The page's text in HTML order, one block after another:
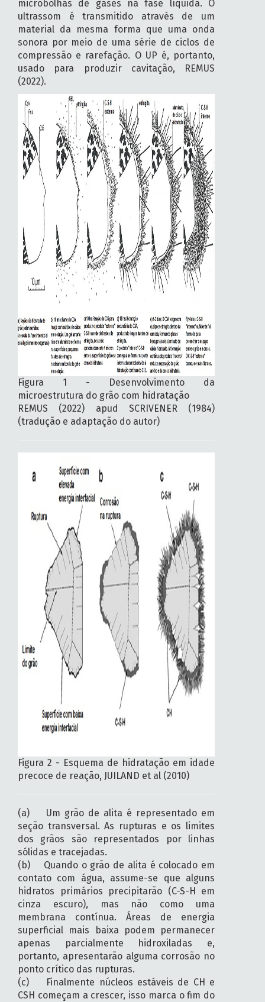
microbolhas de gases na fase líquida. O
ultrassom é transmitido através de um
material da mesma forma que uma onda
sonora por meio de uma série de ciclos de
compressão e rarefação. O UP é, portanto,
usado para produzir cavitação, REMUS
(2022).
Figura 1 - Desenvolvimento da
microestrutura do grão com hidratação
REMUS (2022) apud SCRIVENER (1984)
(tradução e adaptação do autor)
Figura 2 - Esquema de hidratação em idade
precoce de reação, JUILAND et al (2010)
(a) Um grão de alita é representado em
seção transversal. As rupturas e os limites
dos grãos são representados por linhas
sólidas e tracejadas.
(b) Quando o grão de alita é colocado em
contato com água, assume-se que alguns
hidratos primários precipitarão (C-S-H em
cinza escuro), mas não como uma
membrana contínua. Áreas de energia
superficial mais baixa podem permanecer
apenas parcialmente hidroxiladas e,
portanto, apresentarão alguma corrosão no
ponto crítico das rupturas.
(c) Finalmente núcleos estáveis de CH e
CSH começam a crescer, isso marca o fim do